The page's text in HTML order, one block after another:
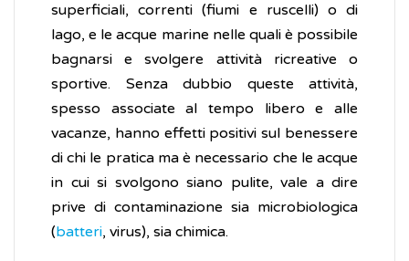
superficiali, correnti (fiumi e ruscelli) o di
lago, e le acque marine nelle quali è possibile
bagnarsi e svolgere attività ricreative o
sportive. Senza dubbio queste attività,
spesso associate al tempo libero e alle
vacanze, hanno effetti positivi sul benessere
di chi le pratica ma è necessario che le acque
in cui si svolgono siano pulite, vale a dire
prive di contaminazione sia microbiologica
(batteri, virus), sia chimica.